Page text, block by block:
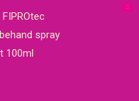
spray
100ml